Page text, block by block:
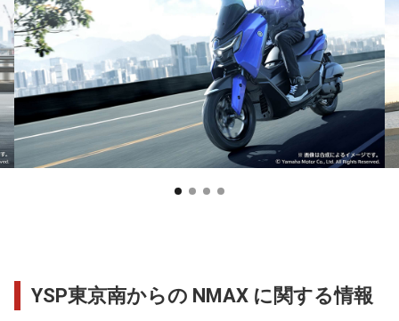
YSP東京南からの NMAX に関する情報